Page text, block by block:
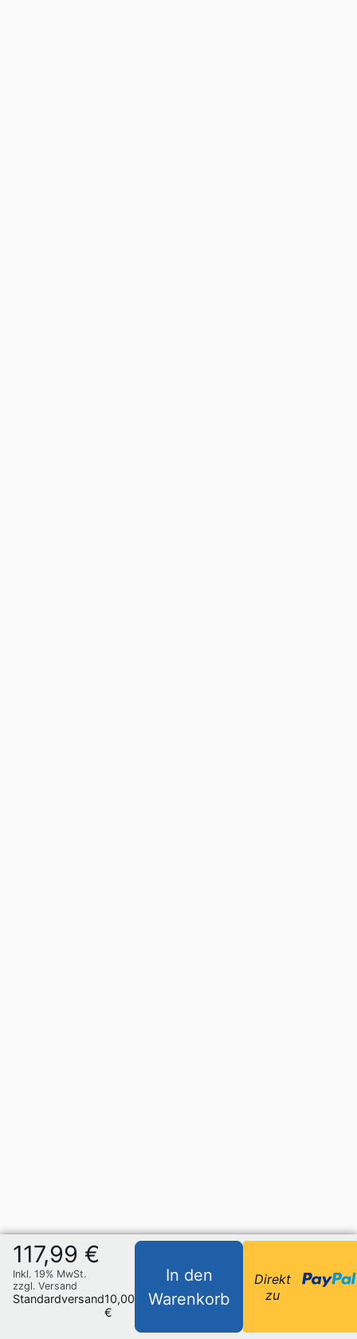
117,99 €
Inkl. 19% MwSt.
zzgl. Versand
Standardversand10,00
€
In den
Warenkorb
Direkt
zu